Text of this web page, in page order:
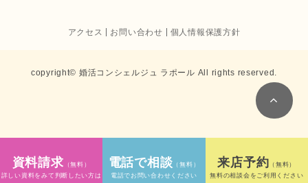
資料請求 （無料）
詳しい資料をみて判断したい方は
電話で相談 （無料）
電話でお問い合わせください
来店予約 （無料）
無料の相談会をご利用ください
アクセス お問い合わせ 個人情報保護方針
copyright© 婚活コンシェルジュ ラポール All rights reserved.